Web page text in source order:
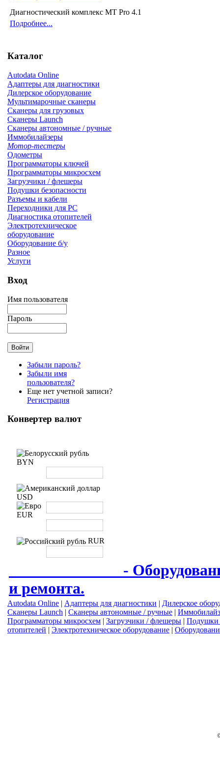
Диагностический комплекс MT Pro 4.1
Подробнее...
Каталог
Autodata Online
Адаптеры для диагностики
Дилерское оборудование
Мультимарочные сканеры
Сканеры для грузовых
Сканеры Launch
Сканеры автономные / ручные
Иммобилайзеры
Мотор-тестеры
Одометры
Программаторы ключей
Программаторы микросхем
Загрузчики / флешеры
Подушки безопасности
Разъемы и кабели
Переходники для PC
Диагностика отопителей
Электротехническое
оборудование
Оборудование б/у
Разное
Услуги
Вход
Имя пользователя
Пароль
Забыли пароль?
Забыли имя
пользователя?
Еще нет учетной записи?
Регистрация
Конвертер валют
BYN
USD
EUR
RUR
-
и ремонта.
Autodata Online | Адаптеры для диагностики | Дилерское
Сканеры Launch | Сканеры автономные / ручные |
Программаторы микросхем | Загрузчики / флешеры | Подушки
отопителей | Электротехническое оборудование |